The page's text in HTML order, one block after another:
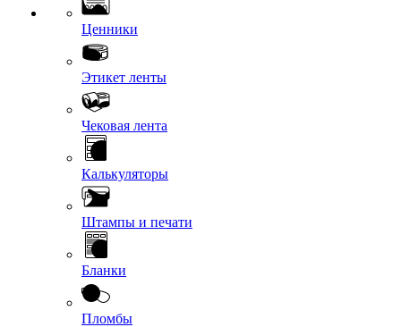
Ценники
Этикет ленты
Чековая лента
Калькуляторы
Штампы и печати
Бланки
Пломбы